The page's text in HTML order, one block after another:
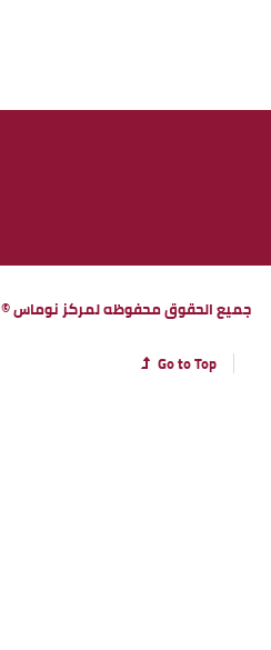
جميع الحقوق محفوظه لمركز نوماس © 2024
Go to Top